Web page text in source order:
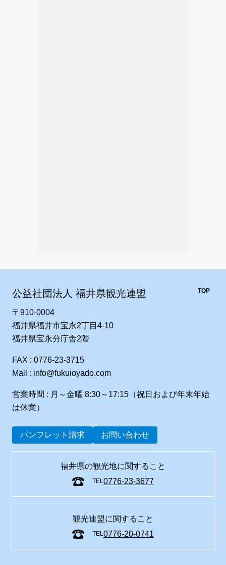
公益社団法人 福井県観光連盟
〒910-0004
福井県福井市宝永2丁目4-10
福井県宝永分庁舎2階
FAX : 0776-23-3715
Mail : info@fukuioyado.com
営業時間 : 月～金曜 8:30～17:15（祝日および年末年始
は休業）
パンフレット請求 お問い合わせ
福井県の観光地に関すること
TEL0776-23-3677
観光連盟に関すること
TEL0776-20-0741
TOP